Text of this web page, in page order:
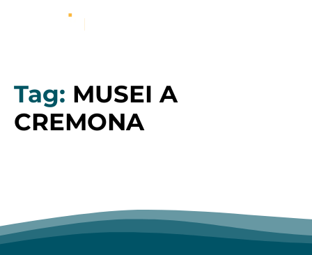
Tag: MUSEI A
CREMONA